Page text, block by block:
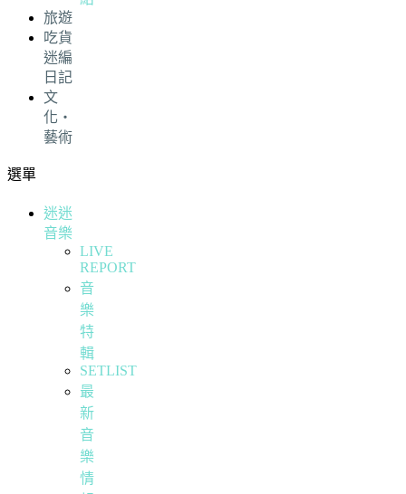
旅遊
吃貨
迷編
日記
文
化・
藝術
選單
迷迷
音樂
LIVE
REPORT
音
樂
特
輯
SETLIST
最
新
音
樂
情